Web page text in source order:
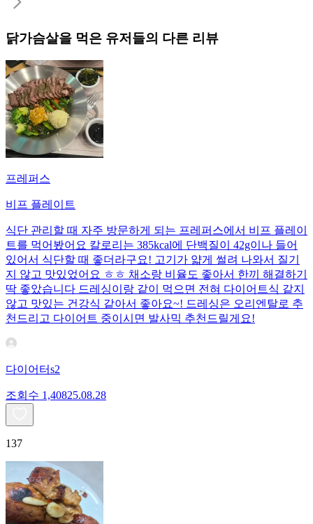
닭가슴살을 먹은 유저들의 다른 리뷰
프레퍼스
비프 플레이트
식단 관리할 때 자주 방문하게 되는 프레퍼스에서 비프 플레이
트를 먹어봤어요 칼로리는 385kcal에 단백질이 42g이나 들어
있어서 식단할 때 좋더라구요! 고기가 얇게 썰려 나와서 질기
지 않고 맛있었어요 ㅎㅎ 채소랑 비율도 좋아서 한끼 해결하기
딱 좋았습니다 드레싱이랑 같이 먹으면 전혀 다이어트식 같지
않고 맛있는 건강식 같아서 좋아요~! 드레싱은 오리엔탈로 추
천드리고 다이어트 중이시면 발사믹 추천드릴게요!
다이어터s2
조회수 1,40825.08.28
137